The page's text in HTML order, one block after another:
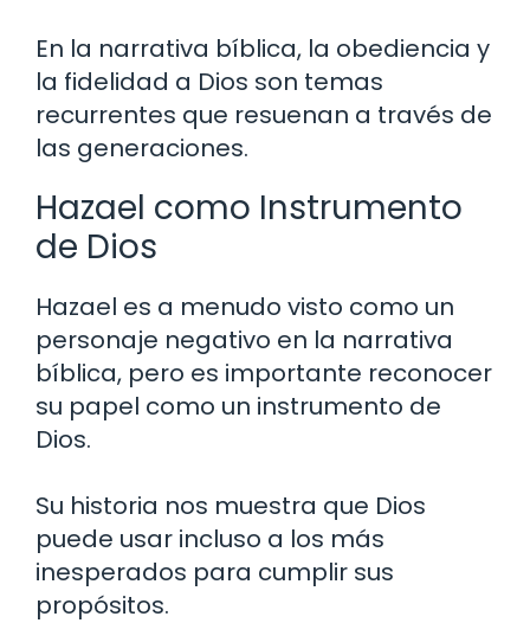
En la narrativa bíblica, la obediencia y
la fidelidad a Dios son temas
recurrentes que resuenan a través de
las generaciones.
Hazael como Instrumento
de Dios
Hazael es a menudo visto como un
personaje negativo en la narrativa
bíblica, pero es importante reconocer
su papel como un instrumento de
Dios.
Su historia nos muestra que Dios
puede usar incluso a los más
inesperados para cumplir sus
propósitos.